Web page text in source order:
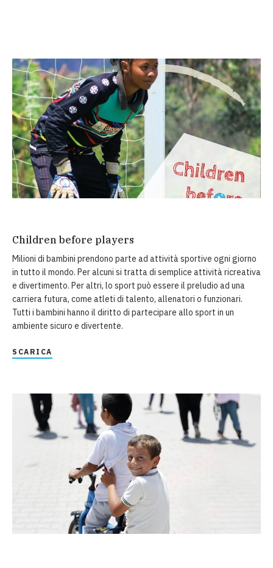
Children before players
Milioni di bambini prendono parte ad attività sportive ogni giorno
in tutto il mondo. Per alcuni si tratta di semplice attività ricreativa
e divertimento. Per altri, lo sport può essere il preludio ad una
carriera futura, come atleti di talento, allenatori o funzionari.
Tutti i bambini hanno il diritto di partecipare allo sport in un
ambiente sicuro e divertente.
SCARICA